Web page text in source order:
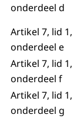
onderdeel d
Artikel 7, lid 1,
onderdeel e
Artikel 7, lid 1,
onderdeel f
Artikel 7, lid 1,
onderdeel g